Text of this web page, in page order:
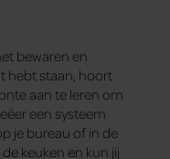
bewaren en
hebt staan, hoort
aan te leren om
een systeem
je bureau of in de
keuken en kun jij